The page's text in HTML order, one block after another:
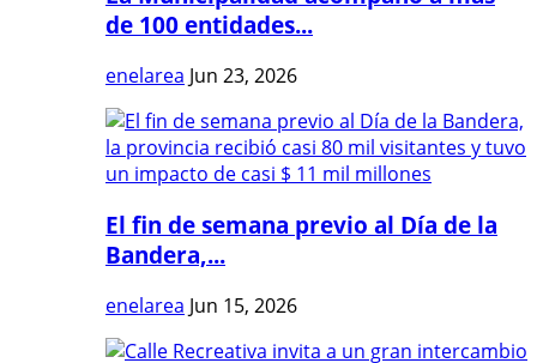
de 100 entidades...
enelarea Jun 23, 2026
El fin de semana previo al Día de la
Bandera,...
enelarea Jun 15, 2026